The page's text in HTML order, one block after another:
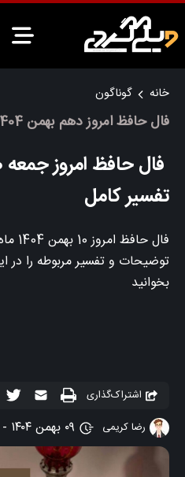
خانه گوناگون
فال حافظ امروز دهم بهمن 404
تفسیر کامل
فال
توضیحات و تفسیر مربوطه را
بخوانید
اشتراک‌گذاری
رضا کریمی
۰۹ بهمن ۱۴۰۴ - ۲۳:۵۹